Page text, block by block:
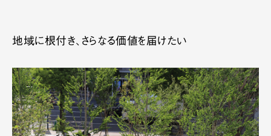
地域に根付き、さらなる価値を届けたい